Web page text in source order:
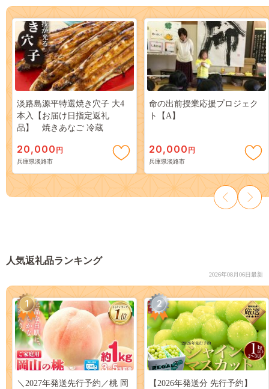
淡路島源平特選焼き穴子 大4
本入【お届け日指定返礼
品】 焼きあなご 冷蔵
20,000 円
兵庫県淡路市
命の出前授業応援プロジェク
ト【A】
20,000 円
兵庫県淡路市
人気返礼品ランキング
2026年08月06日最新
1
＼2027年発送先行予約／桃 岡
2
【2026年発送分 先行予約】